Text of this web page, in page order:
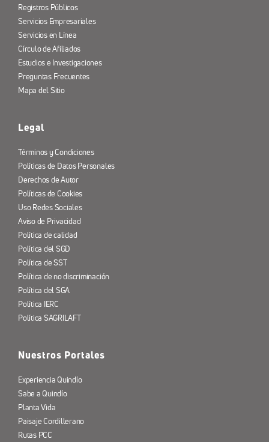
Registros Públicos
Servicios Empresariales
Servicios en Línea
Círculo de Afiliados
Estudios e Investigaciones
Preguntas Frecuentes
Mapa del Sitio
Legal
Términos y Condiciones
Políticas de Datos Personales
Derechos de Autor
Políticas de Cookies
Uso Redes Sociales
Aviso de Privacidad
Política de calidad
Política del SGD
Política de SST
Política de no discriminación
Política del SGA
Política IERC
Política SAGRILAFT
Nuestros Portales
Experiencia Quindío
Sabe a Quindío
Planta Vida
Paisaje Cordillerano
Rutas PCC